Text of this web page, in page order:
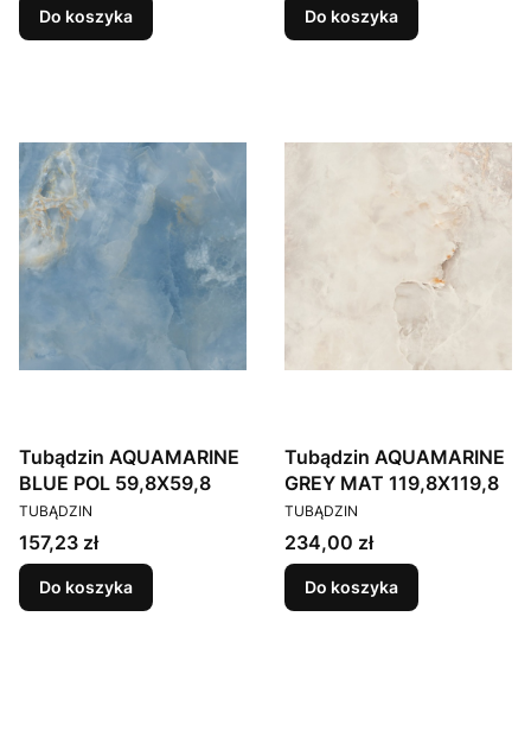
Do koszyka Do koszyka
Tubądzin AQUAMARINE
BLUE POL 59,8X59,8
PRODUCENT
TUBĄDZIN
Cena
157,23 zł
Do koszyka
Tubądzin AQUAMARINE
GREY MAT 119,8X119,8
PRODUCENT
TUBĄDZIN
Cena
234,00 zł
Do koszyka